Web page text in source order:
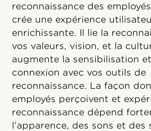
reconnaissance des
crée une expérience
enrichissante. Il lie la
vos valeurs, vision, et la
augmente la sensibilisation
connexion avec vos outils de
reconnaissance. La façon
employés perçoivent et
reconnaissance dépend
l’apparence, des sons et des